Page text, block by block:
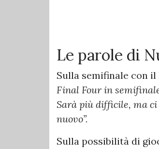
Le parole di
Sulla semifinale con il
Final Four in
Sarà più difficile, ma
nuovo”.
Sulla possibilità di